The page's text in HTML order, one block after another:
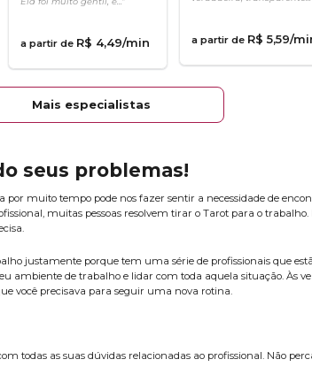
a partir de R$ 4,49/min a partir de R$ 5,59/
Mais especialistas
seus problemas!
muito tempo pode nos fazer sentir a necessidade de
muitas pessoas resolvem tirar o Tarot para o
justamente porque tem uma série de profissionais que
ambiente de trabalho e lidar com toda aquela situação. Às
você precisava para seguir uma nova rotina.
todas as suas dúvidas relacionadas ao profissional. Não